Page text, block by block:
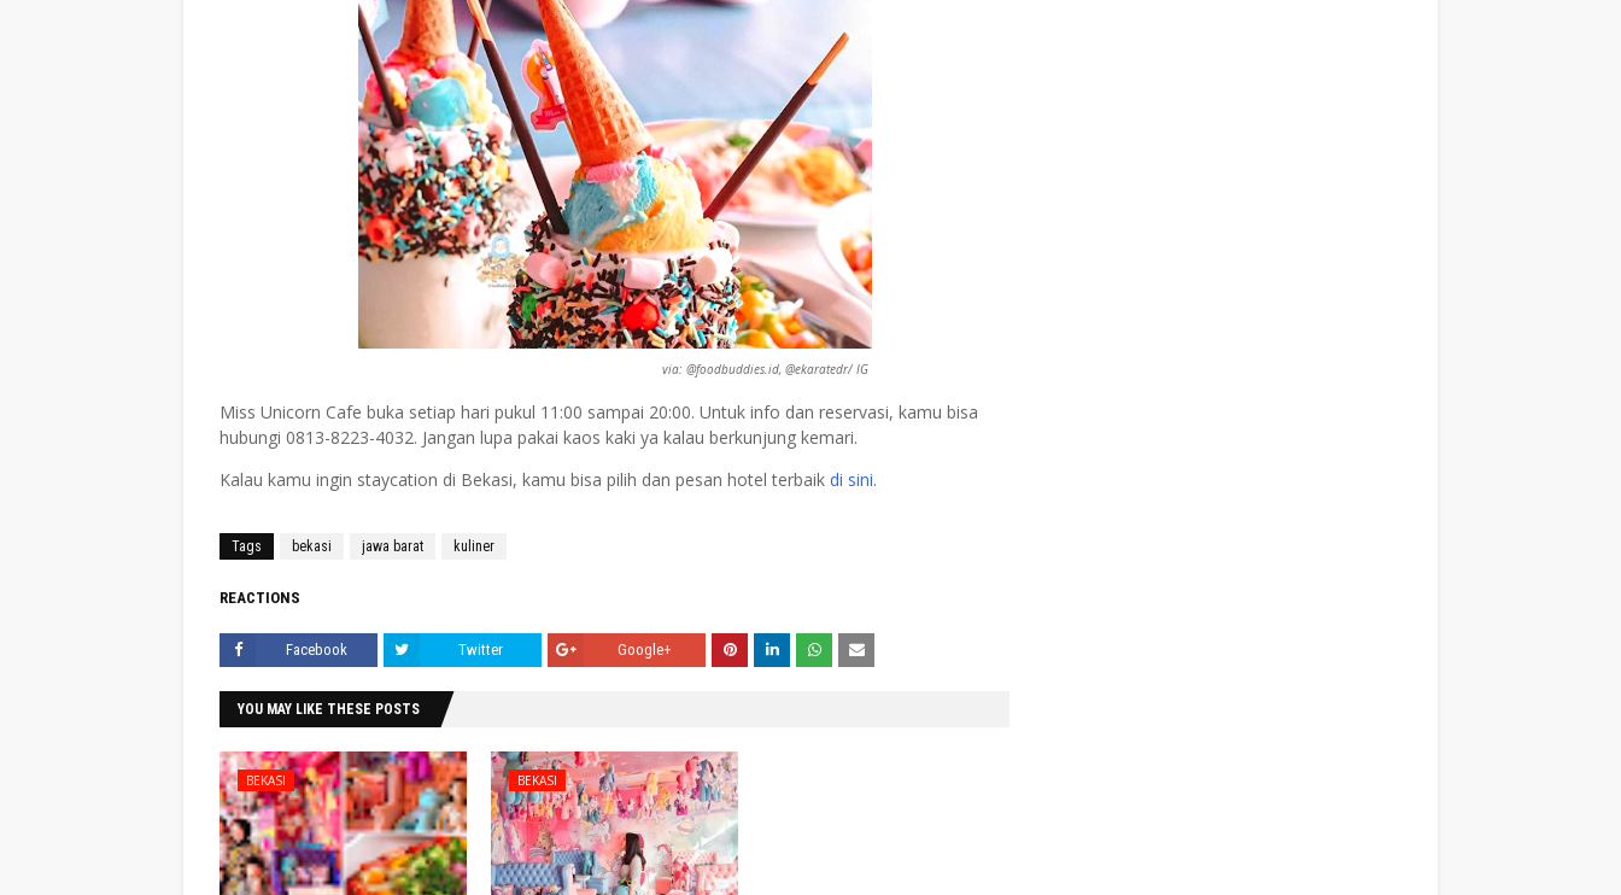
via: @foodbuddies.id, @ekaratedr/ IG
Miss Unicorn Cafe buka setiap hari pukul 11:00 sampai 20:00. Untuk info dan reservasi, kamu bisa
hubungi 0813-8223-4032. Jangan lupa pakai kaos kaki ya kalau berkunjung kemari.
Kalau kamu ingin staycation di Bekasi, kamu bisa pilih dan pesan hotel terbaik di sini.
Tags bekasi jawa barat kuliner
REACTIONS
Facebook Twitter Google+
YOU MAY LIKE THESE POSTS
BEKASI BEKASI